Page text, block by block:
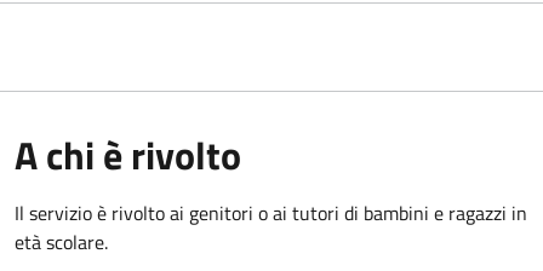
A chi è rivolto
Il servizio è rivolto ai genitori o ai tutori di bambini e ragazzi in
età scolare.